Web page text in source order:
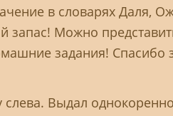
в словарях Даля,
запас! Можно
задания! Спасибо
Выдал